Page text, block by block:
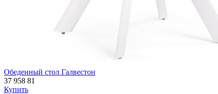
Обеденный стол Галвестон
37 958 81
Купить